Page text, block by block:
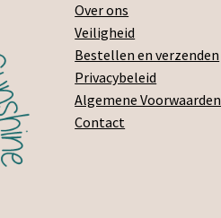
Over ons
Veiligheid
Bestellen en verzenden
Privacybeleid
Algemene Voorwaarden
Contact